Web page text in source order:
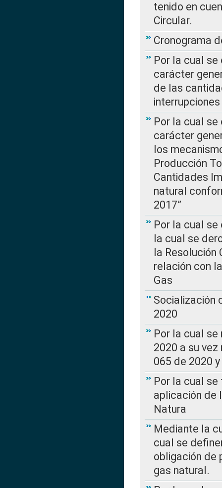
tenido en
Circular.
Cronograma
Por la cual
carácter
de las
Por la cual
carácter
los
Producción
Cantidades
natural
2017”
Por la cual
la cual se
la Resolución
relación con
Gas
Socialización
2020
Por la cual se
2020 a su
065 de 2020
Por la cual
aplicación de
Natura
Mediante la
cual se
obligación de
gas natural.